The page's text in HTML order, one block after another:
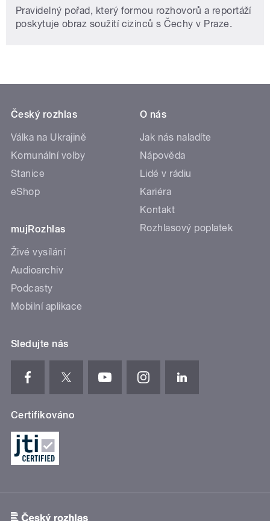
Pravidelný pořad, který formou rozhovorů a reportáží
poskytuje obraz soužití cizinců s Čechy v Praze.
Český rozhlas
Válka na Ukrajině
Komunální volby
Stanice
eShop
mujRozhlas
Živé vysílání
Audioarchiv
Podcasty
Mobilní aplikace
O nás
Jak nás naladíte
Nápověda
Lidé v rádiu
Kariéra
Kontakt
Rozhlasový poplatek
Sledujte nás
Certifikováno